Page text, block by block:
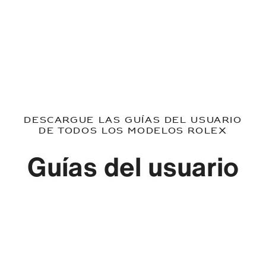
Descargue las guías del usuario
de todos los modelos Rolex
Guías del usuario